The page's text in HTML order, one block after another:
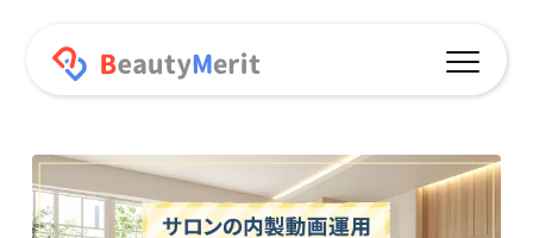
機能一覧
予約サイト連動